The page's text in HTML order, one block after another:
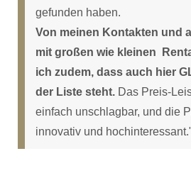
gefunden haben.
Von meinen Kontakten und
mit großen wie kleinen
ich zudem, dass auch hier
der Liste steht. Das Preis-
einfach unschlagbar, und die
innovativ und